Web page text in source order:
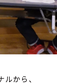
から、